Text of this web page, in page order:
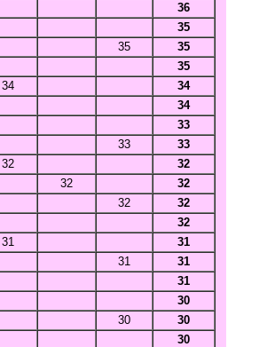
36
35
35
35
35
34
34
34
33
33
33
32
32
32
32
32
32
32
31
31
31
31
31
30
30
30
30